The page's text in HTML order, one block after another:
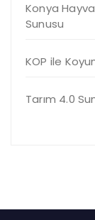
Konya
Sunusu
KOP ile
Tarım 4.0